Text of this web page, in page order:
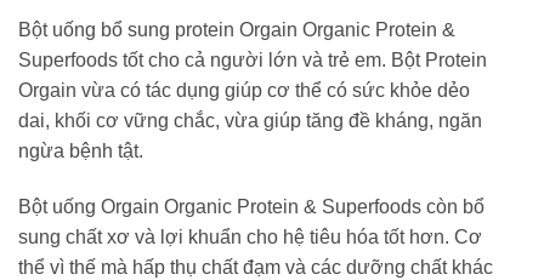
Bột uống bổ sung protein Orgain Organic Protein &
Superfoods tốt cho cả người lớn và trẻ em. Bột Protein
Orgain vừa có tác dụng giúp cơ thể có sức khỏe dẻo
dai, khối cơ vững chắc, vừa giúp tăng đề kháng, ngăn
ngừa bệnh tật.
Bột uống Orgain Organic Protein & Superfoods còn bổ
sung chất xơ và lợi khuẩn cho hệ tiêu hóa tốt hơn. Cơ
thể vì thế mà hấp thụ chất đạm và các dưỡng chất khác